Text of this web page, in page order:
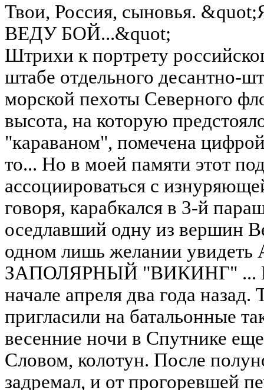
Твои, Россия, сыновья.
ВЕДУ БОЙ...&quot;
Штрихи к портрету
штабе отдельного десантно-
морской пехоты Северного
высота, на которую
"караваном", помечена
то... Но в моей памяти этот
ассоциироваться с
говоря, карабкался в 3-й
оседлавший одну из вершин
одном лишь желании увидеть
ЗАПОЛЯРНЫЙ "ВИКИНГ" ...
начале апреля два года
пригласили на батальонные
весенние ночи в Спутнике
Словом, колотун. После
задремал, и от прогоревшей